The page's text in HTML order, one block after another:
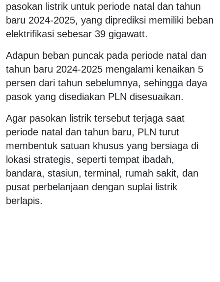
pasokan listrik untuk periode natal dan tahun
baru 2024-2025, yang diprediksi memiliki beban
elektrifikasi sebesar 39 gigawatt.
Adapun beban puncak pada periode natal dan
tahun baru 2024-2025 mengalami kenaikan 5
persen dari tahun sebelumnya, sehingga daya
pasok yang disediakan PLN disesuaikan.
Agar pasokan listrik tersebut terjaga saat
periode natal dan tahun baru, PLN turut
membentuk satuan khusus yang bersiaga di
lokasi strategis, seperti tempat ibadah,
bandara, stasiun, terminal, rumah sakit, dan
pusat perbelanjaan dengan suplai listrik
berlapis.